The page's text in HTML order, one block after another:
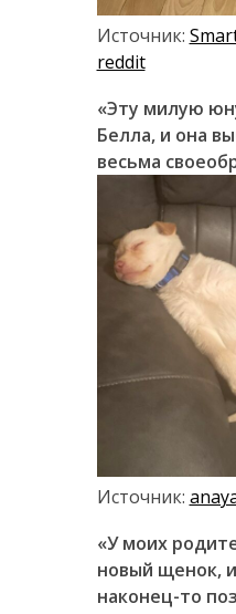
Источник:
reddit
«Эту милую
Белла, и она
весьма
Источник:
«У моих
новый щенок,
наконец-то